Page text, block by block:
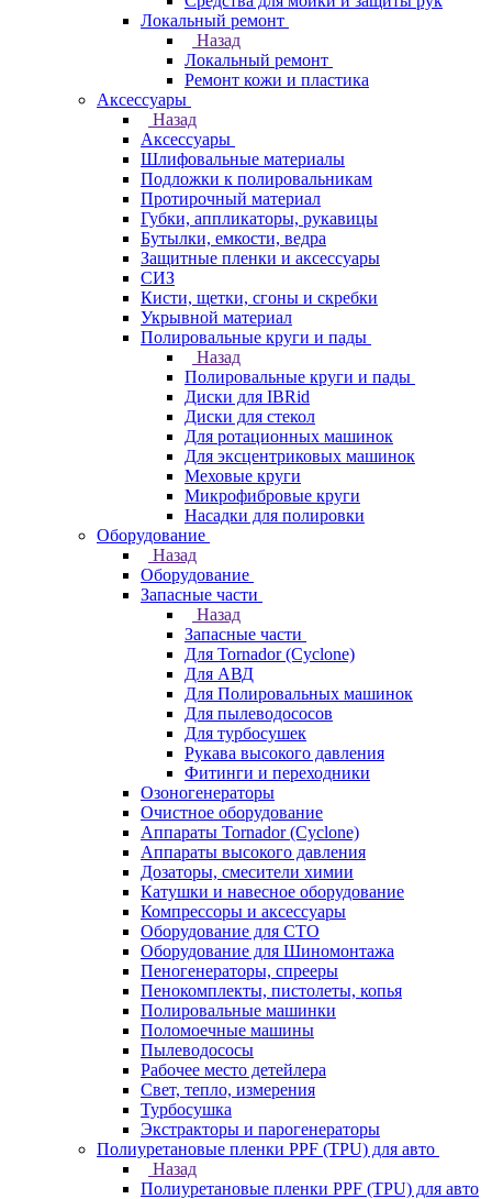
Локальный ремонт
Назад
Локальный ремонт
Ремонт кожи и пластика
Аксессуары
Назад
Аксессуары
Шлифовальные материалы
Подложки к полировальникам
Протирочный материал
Губки, аппликаторы, рукавицы
Бутылки, емкости, ведра
Защитные пленки и аксессуары
СИЗ
Кисти, щетки, сгоны и скребки
Укрывной материал
Полировальные круги и пады
Назад
Полировальные круги и пады
Диски для IBRid
Диски для стекол
Для ротационных машинок
Для эксцентриковых машинок
Меховые круги
Микрофибровые круги
Насадки для полировки
Оборудование
Назад
Оборудование
Запасные части
Назад
Запасные части
Для Tornador (Cyclone)
Для АВД
Для Полировальных машинок
Для пылеводососов
Для турбосушек
Рукава высокого давления
Фитинги и переходники
Озоногенераторы
Очистное оборудование
Аппараты Tornador (Cyclone)
Аппараты высокого давления
Дозаторы, смесители химии
Катушки и навесное оборудование
Компрессоры и аксессуары
Оборудование для СТО
Оборудование для Шиномонтажа
Пеногенераторы, спрееры
Пенокомплекты, пистолеты, копья
Полировальные машинки
Поломоечные машины
Пылеводососы
Рабочее место детейлера
Свет, тепло, измерения
Турбосушка
Экстракторы и парогенераторы
Полиуретановые пленки PPF (TPU) для авто
Назад
Полиуретановые пленки PPF (TPU) для авто